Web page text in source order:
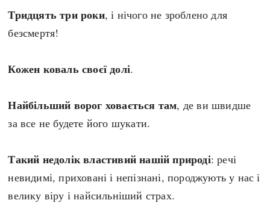
Розваги і дозвілля
Спорт
Європа
Нова історія
Популярні статті
#Хештеги
Автори
Тридцять три роки, і нічого не зроблено для
безсмертя!
Кожен коваль своєї долі.
Найбільший ворог ховається там, де ви швидше
за все не будете його шукати.
Такий недолік властивий нашій природі: речі
невидимі, приховані і непізнані, породжують у нас і
велику віру і найсильніший страх.